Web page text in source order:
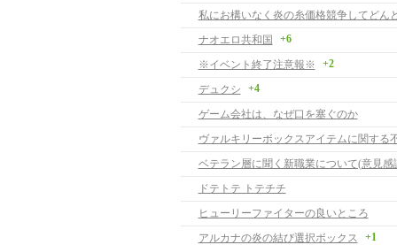
ナオエロ共和国 +6
※イベント終了注意報※ +2
デュクシ +4
ゲーム会社は、なぜ口を塞ぐのか
ヴァルキリーボックスアイテムに関する
ベテラン層に聞く新職業について(意見感
ドテトテ トテチチ
ヒューリーファイターの良いところ
アルカナの炎の結び選択ボックス
+1